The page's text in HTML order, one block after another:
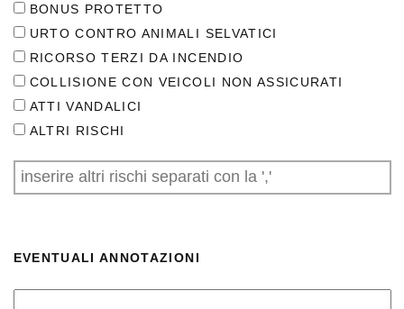
BONUS PROTETTO
URTO CONTRO ANIMALI SELVATICI
RICORSO TERZI DA INCENDIO
COLLISIONE CON VEICOLI NON ASSICURATI
ATTI VANDALICI
ALTRI RISCHI
EVENTUALI ANNOTAZIONI